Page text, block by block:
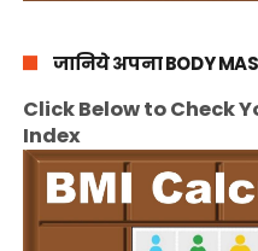
जानिये अपना BODY
Click Below to Check
Index